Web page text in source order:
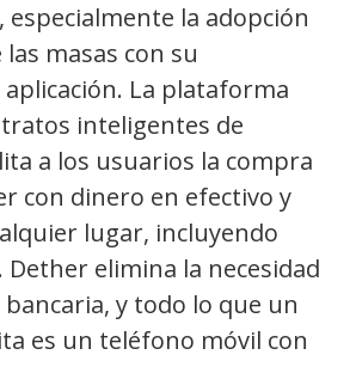
la adopción
masas con su
La plataforma
inteligentes de
a los usuarios la compra
con dinero en efectivo y
lugar, incluyendo
Dether elimina la necesidad
y todo lo que un
es un teléfono móvil con